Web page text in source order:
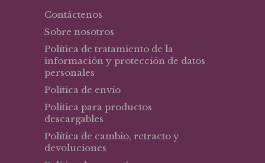
Contáctenos
Sobre nosotros
Política de tratamiento de la
información y protección de datos
personales
Política de envío
Política para productos
descargables
Política de cambio, retracto y
devoluciones